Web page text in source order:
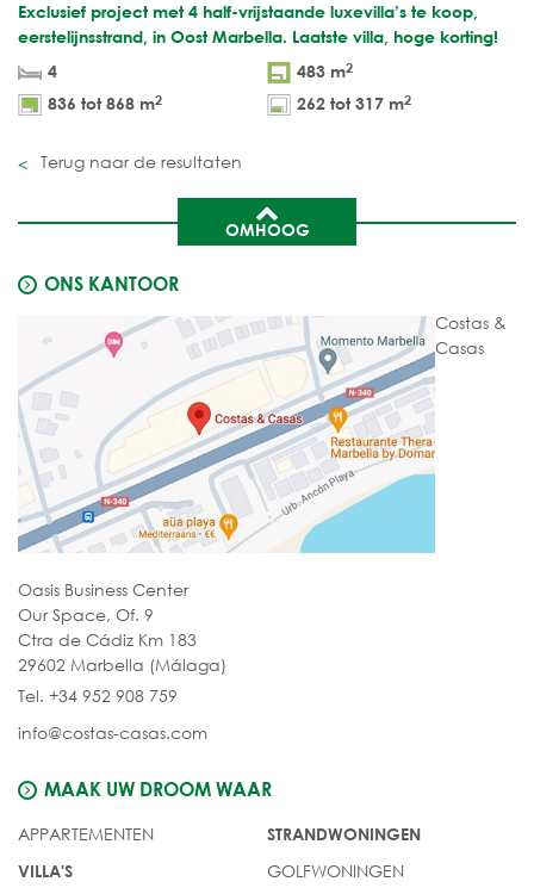
Exclusief project met 4 half-vrijstaande luxevilla’s te koop,
eerstelijnsstrand, in Oost Marbella. Laatste villa, hoge korting!
4
483 m2
836 tot 868 m2 262 tot 317 m2
Terug naar de resultaten
OMHOOG
ONS KANTOOR
Costas &
Casas
Oasis Business Center
Our Space, Of. 9
Ctra de Cádiz Km 183
29602 Marbella (Málaga)
Tel. +34 952 908 759
info@costas-casas.com
MAAK UW DROOM WAAR
APPARTEMENTEN
VILLA'S
STRANDWONINGEN
GOLFWONINGEN